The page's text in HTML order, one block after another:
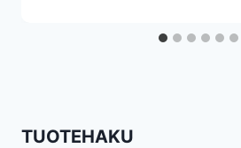
TUOTEHAKU